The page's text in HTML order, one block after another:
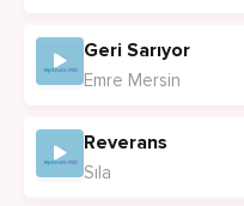
Geri Sarıyor
Emre Mersin
Reverans
Sıla